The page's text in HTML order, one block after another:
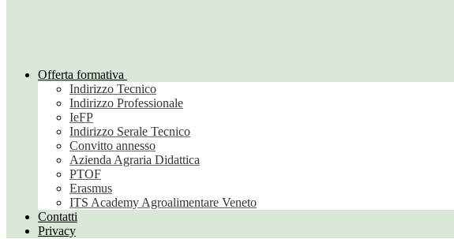
Offerta formativa
Indirizzo Tecnico
Indirizzo Professionale
IeFP
Indirizzo Serale Tecnico
Convitto annesso
Azienda Agraria Didattica
PTOF
Erasmus
ITS Academy Agroalimentare Veneto
Contatti
Privacy